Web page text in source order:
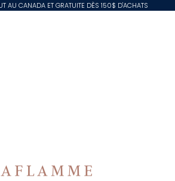
AU CANADA ET GRATUITE DÈS 150$ D'ACHATS
& Cie